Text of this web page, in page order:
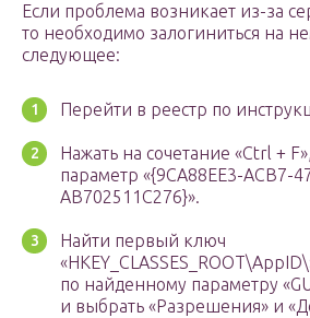
Если проблема возникает из-за
то необходимо залогиниться на
следующее:
Перейти в реестр по
Нажать на сочетание «Ctrl +
параметр «{9CA88EE3-ACB7-
AB702511C276}».
Найти первый ключ
по найденному параметру
и выбрать «Разрешения» и